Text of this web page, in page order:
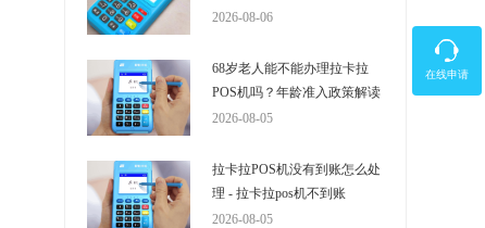
的时间是多少？
2026-08-06
68岁老人能不能办理拉卡拉
POS机吗？年龄准入政策解读
2026-08-05
拉卡拉POS机没有到账怎么处
理 - 拉卡拉pos机不到账
2026-08-05
在线申请